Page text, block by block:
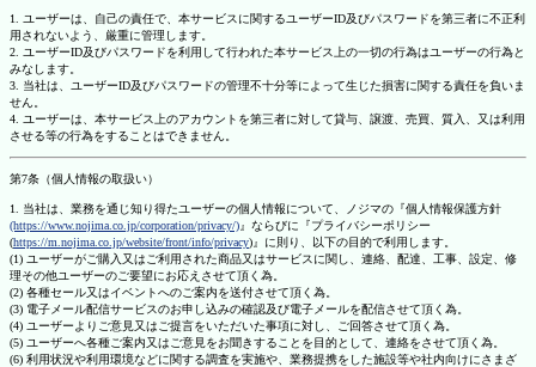
1. ユーザーは、自己の責任で、本サービスに関するユーザーID及びパスワードを第三者に不正利
用されないよう、厳重に管理します。
2. ユーザーID及びパスワードを利用して行われた本サービス上の一切の行為はユーザーの行為と
みなします。
3. 当社は、ユーザーID及びパスワードの管理不十分等によって生じた損害に関する責任を負いま
せん。
4. ユーザーは、本サービス上のアカウントを第三者に対して貸与、譲渡、売買、質入、又は利用
させる等の行為をすることはできません。
第7条（個人情報の取扱い）
1. 当社は、業務を通じ知り得たユーザーの個人情報について、ノジマの『個人情報保護方針
(https://www.nojima.co.jp/corporation/privacy/)』ならびに『プライバシーポリシー
(https://m.nojima.co.jp/website/front/info/privacy)』に則り、以下の目的で利用します。
(1) ユーザーがご購入又はご利用された商品又はサービスに関し、連絡、配達、工事、設定、修
理その他ユーザーのご要望にお応えさせて頂く為。
(2) 各種セール又はイベントへのご案内を送付させて頂く為。
(3) 電子メール配信サービスのお申し込みの確認及び電子メールを配信させて頂く為。
(4) ユーザーよりご意見又はご提言をいただいた事項に対し、ご回答させて頂く為。
(5) ユーザーへ各種ご案内又はご意見をお聞きすることを目的として、連絡をさせて頂く為。
(6) 利用状況や利用環境などに関する調査を実施や、業務提携をした施設等や社内向けにさまざ